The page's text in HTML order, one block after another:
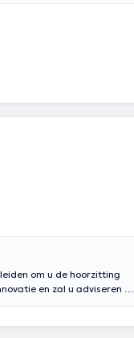
om u de hoorzitting
en zal u adviseren bij